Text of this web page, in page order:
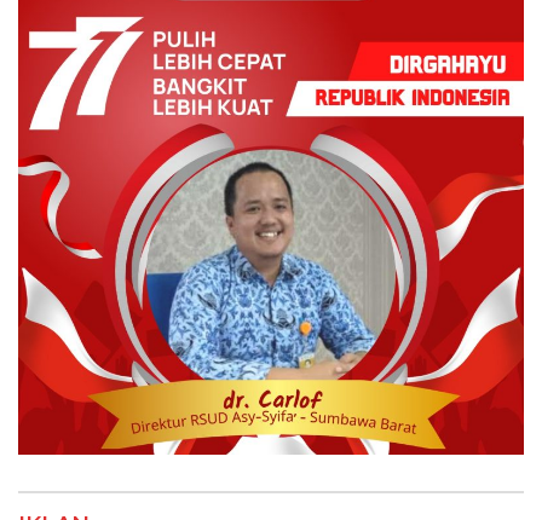
IKLAN
IKLAN HUT RI ke-77